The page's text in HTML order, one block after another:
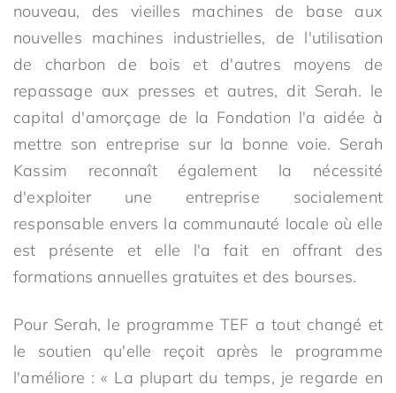
nouveau, des vieilles machines de base aux
nouvelles machines industrielles, de l'utilisation
de charbon de bois et d'autres moyens de
repassage aux presses et autres, dit Serah. le
capital d'amorçage de la Fondation l'a aidée à
mettre son entreprise sur la bonne voie. Serah
Kassim reconnaît également la nécessité
d'exploiter une entreprise socialement
responsable envers la communauté locale où elle
est présente et elle l'a fait en offrant des
formations annuelles gratuites et des bourses.
Pour Serah, le programme TEF a tout changé et
le soutien qu'elle reçoit après le programme
l'améliore : « La plupart du temps, je regarde en